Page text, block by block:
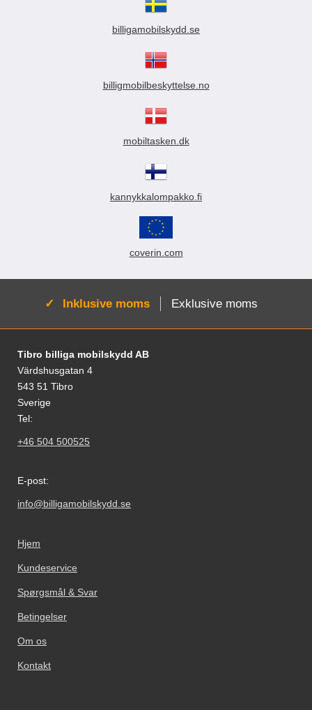
billigamobilskydd.se
billigmobilbeskyttelse.no
mobiltasken.dk
kannykkalompakko.fi
coverin.com
Aktiv:
Inklusive moms Exklusive moms
Fodnoter Blandede oplysninger og links
Tibro billiga mobilskydd AB
Värdshusgatan 4
543 51 Tibro
Sverige
Tel:
+46 504 500525
E-post:
info@billigamobilskydd.se
Hjem
Kundeservice
Spørgsmål & Svar
Betingelser
Om os
Kontakt